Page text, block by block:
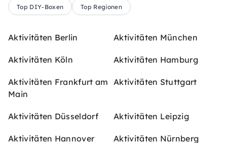
Top DIY-Boxen Top Regionen
Aktivitäten Berlin Aktivitäten München
Aktivitäten Köln Aktivitäten Hamburg
Aktivitäten Frankfurt am
Main
Aktivitäten Stuttgart
Aktivitäten Düsseldorf Aktivitäten Leipzig
Aktivitäten Hannover Aktivitäten Nürnberg